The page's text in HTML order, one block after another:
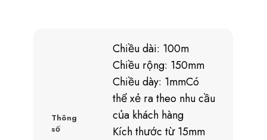
Thông
số
Chiều dài: 100m
Chiều rộng: 150mm
Chiều dày: 1mmCó
thể xẻ ra theo nhu cầu
của khách hàng
Kích thước từ 15mm